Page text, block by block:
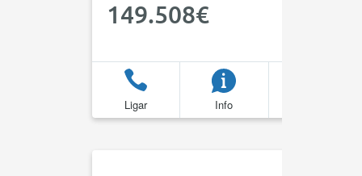
149.508€
Ligar Info